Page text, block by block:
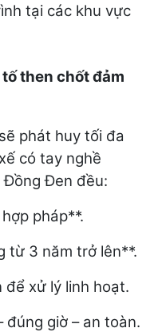
tại các khu vực
then chốt đảm
phát huy tối đa
có tay nghề
Đồng Đen đều:
pháp**.
từ 3 năm trở lên**.
để xử lý linh hoạt.
đúng giờ – an toàn.